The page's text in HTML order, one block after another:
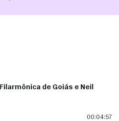
de Goiás e Neil
00:04:57